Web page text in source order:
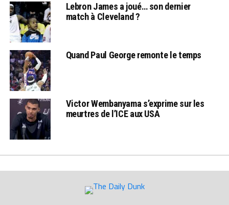
Lebron James a joué… son dernier
match à Cleveland ?
Quand Paul George remonte le temps
Victor Wembanyama s’exprime sur les
meurtres de l’ICE aux USA